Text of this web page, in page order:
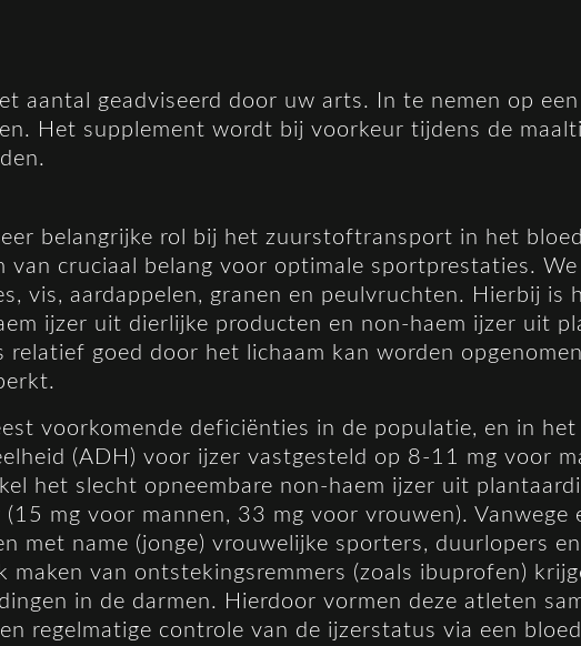
aantal geadviseerd door uw arts. In te nemen op
Het supplement wordt bij voorkeur tijdens de
belangrijke rol bij het zuurstoftransport in het
van cruciaal belang voor optimale sportprestaties.
vis, aardappelen, granen en peulvruchten. Hierbij is
ijzer uit dierlijke producten en non-haem ijzer uit
goed door het lichaam kan worden
voorkomende deficiënties in de populatie, en in
(ADH) voor ijzer vastgesteld op 8-11 mg voor
het slecht opneembare non-haem ijzer uit
mg voor mannen, 33 mg voor vrouwen). Vanwege
met name (jonge) vrouwelijke sporters, duurlopers
maken van ontstekingsremmers (zoals ibuprofen)
in de darmen. Hierdoor vormen deze atleten
regelmatige controle van de ijzerstatus via een